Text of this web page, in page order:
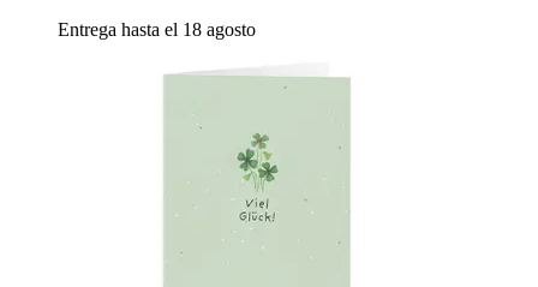
Entrega hasta el 18 agosto